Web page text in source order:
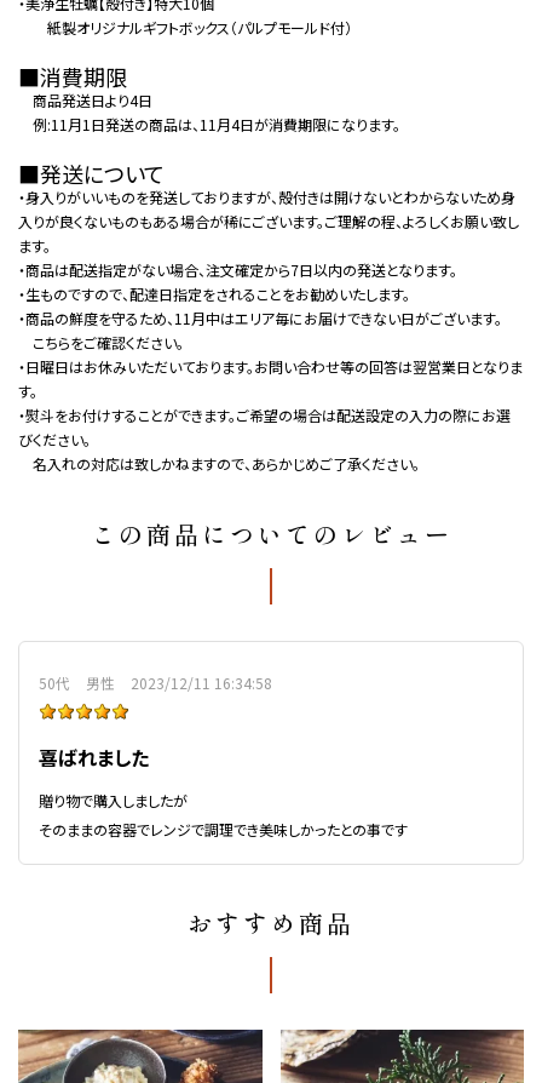
紙製オリジナルギフトボックス（パルプモールド付）
■消費期限
商品発送日より4日
例:11月1日発送の商品は、11月4日が消費期限になります。
■発送について
・身入りがいいものを発送しておりますが、殻付きは開けないとわからないため身
入りが良くないものもある場合が稀にございます。ご理解の程、よろしくお願い致し
ます。
・商品は配送指定がない場合、注文確定から7日以内の発送となります。
・生ものですので、配達日指定をされることをお勧めいたします。
・商品の鮮度を守るため、11月中はエリア毎にお届けできない日がございます。
こちらをご確認ください。
・日曜日はお休みいただいております。お問い合わせ等の回答は翌営業日となりま
す。
・熨斗をお付けすることができます。ご希望の場合は配送設定の入力の際にお選
びください。
名入れの対応は致しかねますので、あらかじめご了承ください。
この商品についてのレビュー
50代 男性 2023/12/11 16:34:58
喜ばれました
贈り物で購入しましたが
そのままの容器でレンジで調理でき美味しかったとの事です
おすすめ商品